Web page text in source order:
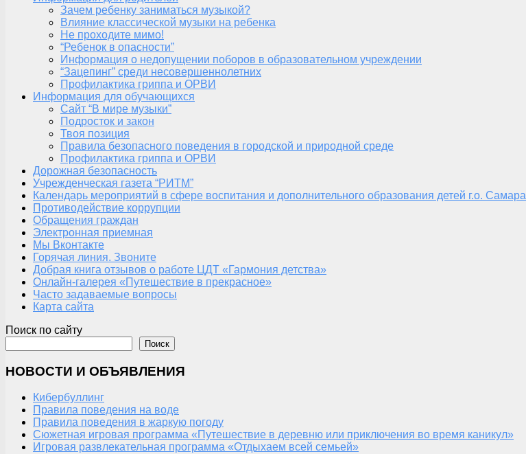
Зачем ребенку заниматься музыкой?
Влияние классической музыки на ребенка
Не проходите мимо!
“Ребенок в опасности”
Информация о недопущении поборов в образовательном учреждении
“Зацепинг” среди несовершеннолетних
Профилактика гриппа и ОРВИ
Информация для обучающихся
Сайт “В мире музыки”
Подросток и закон
Твоя позиция
Правила безопасного поведения в городской и природной среде
Профилактика гриппа и ОРВИ
Дорожная безопасность
Учрежденческая газета “РИТМ”
Календарь мероприятий в сфере воспитания и дополнительного образования детей г.о. Самара
Противодействие коррупции
Обращения граждан
Электронная приемная
Мы Вконтакте
Горячая линия. Звоните
Добрая книга отзывов о работе ЦДТ «Гармония детства»
Онлайн-галерея «Путешествие в прекрасное»
Часто задаваемые вопросы
Карта сайта
Поиск по сайту
Поиск
НОВОСТИ И ОБЪЯВЛЕНИЯ
Кибербуллинг
Правила поведения на воде
Правила поведения в жаркую погоду
Сюжетная игровая программа «Путешествие в деревню или приключения во время каникул»
Игровая развлекательная программа «Отдыхаем всей семьей»